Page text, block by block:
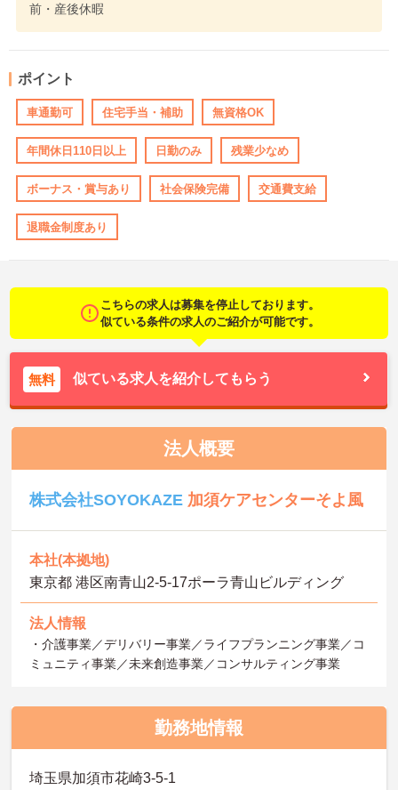
前・産後休暇
ポイント
車通勤可 住宅手当・補助 無資格OK
年間休日110日以上 日勤のみ 残業少なめ
ボーナス・賞与あり 社会保険完備 交通費支給
退職金制度あり
こちらの求人は募集を停止しております。
似ている条件の求人のご紹介が可能です。
無料 似ている求人を紹介してもらう
法人概要
株式会社SOYOKAZE 加須ケアセンターそよ風
本社(本拠地)
東京都 港区南青山2‐5‐17ポーラ青山ビルディング
法人情報
・介護事業／デリバリー事業／ライフプランニング事業／コ
ミュニティ事業／未来創造事業／コンサルティング事業
勤務地情報
埼玉県加須市花崎3-5-1